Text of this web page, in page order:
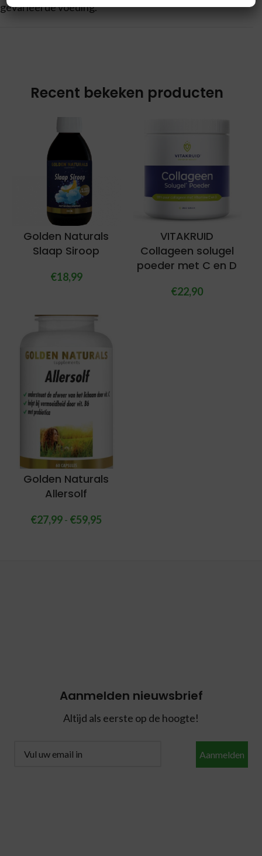
gevarieerde voeding.
Recent bekeken producten
Golden Naturals
Slaap Siroop
€18,99
VITAKRUID
Collageen solugel
poeder met C en D
€22,90
Golden Naturals
Allersolf
€27,99- €59,95
Aanmelden nieuwsbrief
Altijd als eerste op de hoogte!
Aanmelden